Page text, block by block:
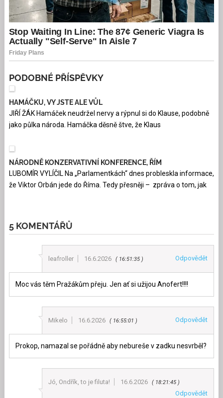
PODOBNÉ PŘÍSPĚVKY
HAMÁČKU, VY JSTE ALE VŮL
JIŘÍ ŽÁK Hamáček neudržel nervy a rýpnul si do Klause, podobně
jako půlka národa. Hamáčka děsně štve, že Klaus
NÁRODNĚ KONZERVATIVNÍ KONFERENCE, ŘÍM
LUBOMÍR VYLÍČIL Na „Parlamentkách“ dnes probleskla informace,
že Viktor Orbán jede do Říma. Tedy přesněji – zpráva o tom, jak
5 KOMENTÁŘŮ
leafroller 16.6.2026 16:51:35 Odpovědět
Moc vás těm Pražákům přeju. Jen ať si užijou Anofert!!!!
Mikelo 16.6.2026 16:55:01 Odpovědět
Prokop, namazal se pořádně aby nebureše v zadku nesvrběl?
Jó, Ondřík, to je filuta! 16.6.2026 18:21:45
Odpovědět